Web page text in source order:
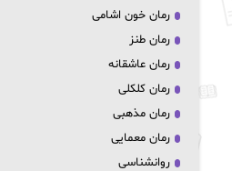
رمان خون اشامی
رمان طنز
رمان عاشقانه
رمان کلکلی
رمان مذهبی
رمان معمایی
روانشناسی